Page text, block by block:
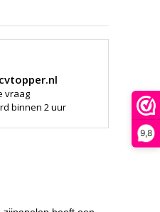
9,8
vraag
binnen 2 uur